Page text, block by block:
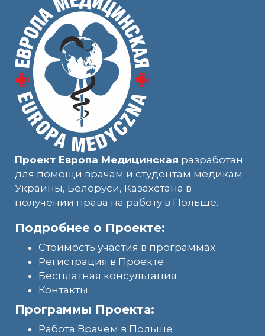
Проект Европа Медицинская разработан
для помощи врачам и студентам медикам
Украины, Белоруси, Казахстана в
получении права на работу в Польше.
Подробнее о Проекте:
Стоимость участия в программах
Регистрация в Проекте
Бесплатная консультация
Контакты
Программы Проекта:
Работа Врачем в Польше